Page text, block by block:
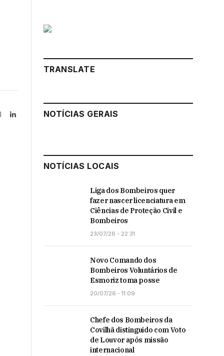
InstagramLinkedIn
TRANSLATE
NOTÍCIAS GERAIS
NOTÍCIAS LOCAIS
Liga dos Bombeiros quer
fazer nascer licenciatura em
Ciências de Proteção Civil e
Bombeiros
23/07/26 - 22:31
Novo Comando dos
Bombeiros Voluntários de
Esmoriz toma posse
20/07/26 - 11:09
Chefe dos Bombeiros da
Covilhã distinguido com Voto
de Louvor após missão
internacional